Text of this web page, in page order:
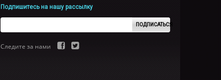
Подпишитесь на нашу рассылку
ПОДПИСАТЬСЯ
Следите за нами